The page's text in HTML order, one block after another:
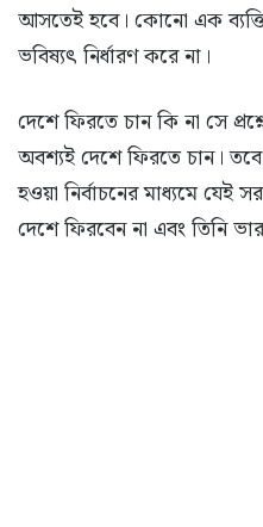
আসতেই হবে। কোনো এক
ভবিষ্যৎ নির্ধারণ করে না।
দেশে ফিরতে চান কি না সে
অবশ্যই দেশে ফিরতে চান।
হওয়া নির্বাচনের মাধ্যমে
দেশে ফিরবেন না এবং তিনি